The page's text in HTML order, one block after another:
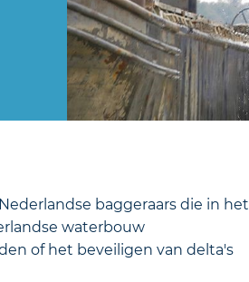
baggeraars die in het
waterbouw
of het beveiligen van delta's